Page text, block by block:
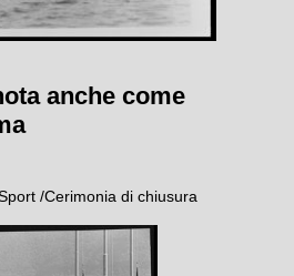
anche come
/Cerimonia di chiusura